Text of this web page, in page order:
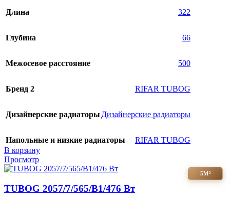
Длина 322
Глубина 66
Межосевое расстояние 500
Бренд 2 RIFAR TUBOG
Дизайнерские радиаторы Дизайнерские радиаторы
Напольные и низкие радиаторы
RIFAR TUBOG
В корзину
Просмотр
5М²
TUBOG 2057/7/565/B1/476 Вт